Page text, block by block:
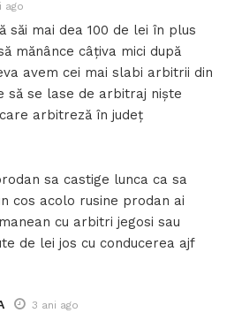
ago
săi mai dea 100 de lei în plus
mănânce câțiva mici după
avem cei mai slabi arbitrii din
să se lase de arbitraj niște
arbitreză în județ
sa castige lunca ca sa
cos acolo rusine prodan ai
cu arbitri jegosi sau
de lei jos cu conducerea ajf
3 ani ago